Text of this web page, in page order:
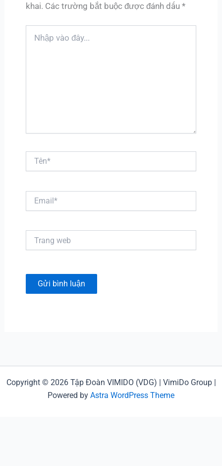
khai. Các trường bắt buộc được đánh dấu *
vào
web
Copyright © 2026 Tập Đoàn VIMIDO (VDG) | VimiDo Group |
Powered by Astra WordPress Theme